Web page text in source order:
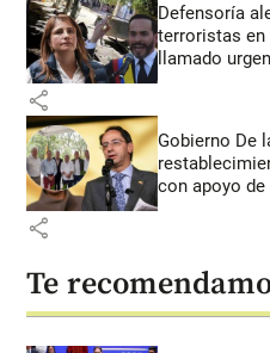
Defensoría
terroristas en
llamado
share
Gobierno De
con apoyo
share
Te